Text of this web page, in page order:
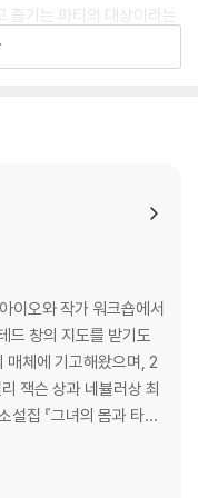
기는 파티의 대상이라는
긴장은 소설집에 실린 8
산하고, 작가는 여성이 스
psychological reali
fantasy and fabuli
all her own. In this elec
genre to shape st
women's lives and t
wife refuses her husb
from around her
as a plague sl
a mall makes a horrif
store's prom dresses.
이오와 작가 워크숍에서
드 창의 지도를 받기도
체에 기고해왔으며, 2
잭슨 상과 네뷸러상 최
집 『그녀의 몸과 타인
다. 여러 장르
소리로 이야기한 소설집